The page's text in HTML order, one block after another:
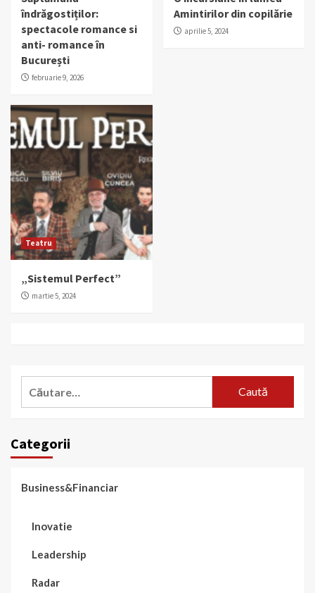
îndrăgostiților:
spectacole romance si
anti- romance în
București
februarie 9, 2026
Amintirilor din copilărie
aprilie 5, 2024
Teatru
„Sistemul Perfect”
martie 5, 2024
Categorii
Business&Financiar
Inovatie
Leadership
Radar